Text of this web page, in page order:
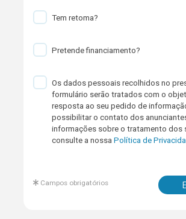
Tem retoma?
Pretende financiamento?
Os dados pessoais recolhidos no
formulário serão tratados com o
resposta ao seu pedido de
possibilitar o contato dos
informações sobre o tratamento dos
consulte a nossaPolítica de
Campos obrigatórios